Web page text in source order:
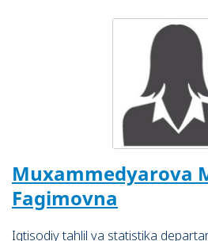
Muxammedyarova
Fagimovna
Iqtisоdiy tаhlil vа stаtistikа